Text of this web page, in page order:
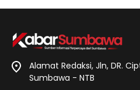
Alamat Redaksi, Jln, DR.
Sumbawa - NTB